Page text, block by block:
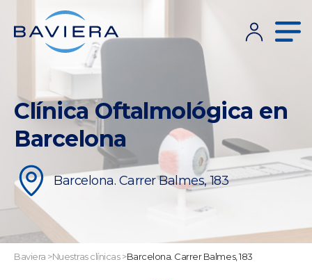
Clínica Oftalmológica en
Barcelona
Barcelona. Carrer Balmes, 183
Baviera >Nuestras clínicas>Barcelona. Carrer Balmes, 183